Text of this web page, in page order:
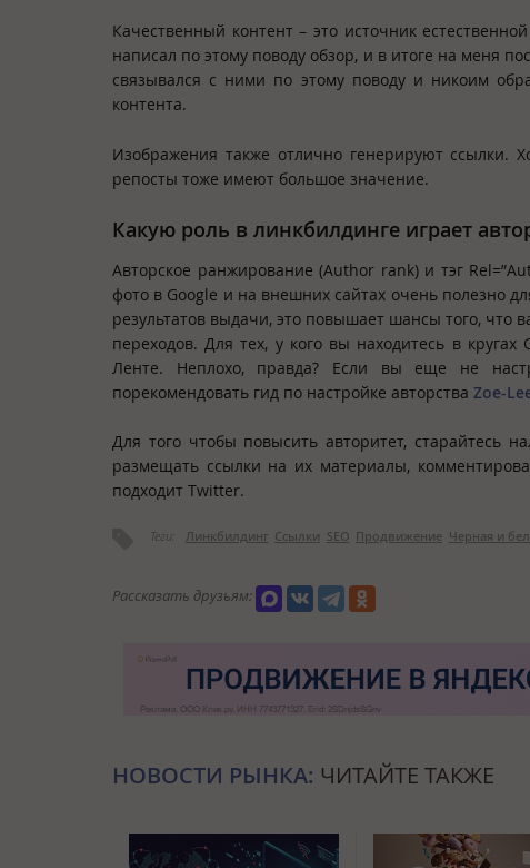
Качественный контент – это источник
написал по этому поводу обзор, и в итоге на меня
связывался с ними по этому поводу и никоим
контента.
Изображения также отлично генерируют ссылки.
репосты тоже имеют большое значение.
Какую роль в линкбилдинге играет
Авторское ранжирование (Author rank) и тэг
фото в Google и на внешних сайтах очень полезно
результатов выдачи, это повышает шансы того, что
переходов. Для тех, у кого вы находитесь в
Ленте. Неплохо, правда? Если вы еще не
порекомендовать гид по настройке авторства Zoe-
Для того чтобы повысить авторитет, старайтесь
размещать ссылки на их материалы,
подходит Twitter.
Теги: Линкбилдинг Ссылки SEO Продвижение Черная и
Рассказать друзьям:
НОВОСТИ РЫНКА: ЧИТАЙТЕ ТАКЖЕ